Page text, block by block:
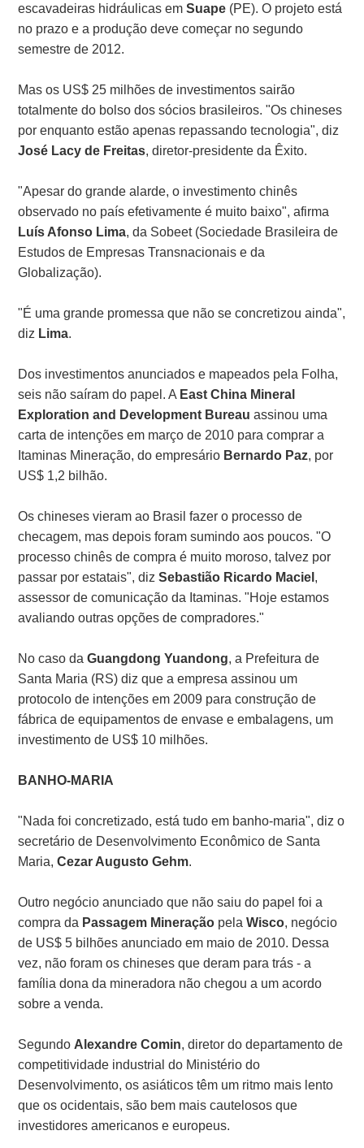
escavadeiras hidráulicas emSuape (PE). O projeto está
no prazo e a produção deve começar no segundo
semestre de 2012.
Mas os US$ 25 milhões de investimentos sairão
totalmente do bolso dos sócios brasileiros. "Os chineses
por enquanto estão apenas repassando tecnologia", diz
José Lacy de Freitas, diretor-presidente da Êxito.
"Apesar do grande alarde, o investimento chinês
observado no país efetivamente é muito baixo", afirma
Luís Afonso Lima, da Sobeet (Sociedade Brasileira de
Estudos de Empresas Transnacionais e da
Globalização).
"É uma grande promessa que não se concretizou ainda",
diz Lima.
Dos investimentos anunciados e mapeados pela Folha,
seis não saíram do papel. A East China Mineral
Exploration and Development Bureau assinou uma
carta de intenções em março de 2010 para comprar a
Itaminas Mineração, do empresário Bernardo Paz, por
US$ 1,2 bilhão.
Os chineses vieram ao Brasil fazer o processo de
checagem, mas depois foram sumindo aos poucos. "O
processo chinês de compra é muito moroso, talvez por
passar por estatais", dizSebastião Ricardo Maciel ,
assessor de comunicação da Itaminas. "Hoje estamos
avaliando outras opções de compradores."
No caso daGuangdong Yuandong, a Prefeitura de
Santa Maria (RS) diz que a empresa assinou um
protocolo de intenções em 2009 para construção de
fábrica de equipamentos de envase e embalagens, um
investimento de US$ 10 milhões.
BANHO-MARIA
"Nada foi concretizado, está tudo em banho-maria", diz o
secretário de Desenvolvimento Econômico de Santa
Maria,Cezar Augusto Gehm.
Outro negócio anunciado que não saiu do papel foi a
compra da Passagem Mineração pelaWisco, negócio
de US$ 5 bilhões anunciado em maio de 2010. Dessa
vez, não foram os chineses que deram para trás - a
família dona da mineradora não chegou a um acordo
sobre a venda.
Segundo Alexandre Comin, diretor do departamento de
competitividade industrial do Ministério do
Desenvolvimento, os asiáticos têm um ritmo mais lento
que os ocidentais, são bem mais cautelosos que
investidores americanos e europeus.